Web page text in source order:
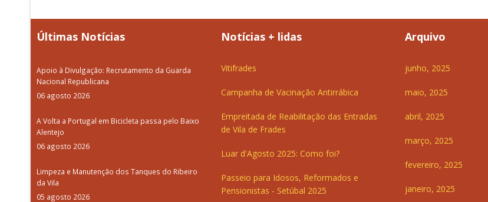
Últimas Notícias
Apoio à Divulgação: Recrutamento da Guarda
Nacional Republicana
06 agosto 2026
A Volta a Portugal em Bicicleta passa pelo Baixo
Alentejo
06 agosto 2026
Limpeza e Manutenção dos Tanques do Ribeiro
da Vila
05 agosto 2026
Notícias + lidas
Vitifrades
Campanha de Vacinação Antirrábica
Empreitada de Reabilitação das Entradas
de Vila de Frades
Luar d'Agosto 2025: Como foi?
Passeio para Idosos, Reformados e
Pensionistas - Setúbal 2025
Arquivo
junho, 2025
maio, 2025
abril, 2025
março, 2025
fevereiro, 2025
janeiro, 2025